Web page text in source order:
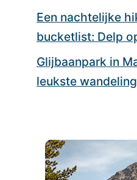
Een nachtelijke
bucketlist: Delp
Glijbaanpark in
leukste